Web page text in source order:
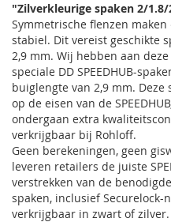
"Zilverkleurige spaken 2/
Symmetrische flenzen maken
stabiel. Dit vereist geschikte
2,9 mm. Wij hebben aan
speciale DD SPEEDHUB-
buiglengte van 2,9 mm.
op de eisen van de
ondergaan extra
verkrijgbaar bij Rohloff.
Geen berekeningen, geen
leveren retailers de juiste
verstrekken van de
spaken, inclusief Securelock-
verkrijgbaar in zwart of zilver.